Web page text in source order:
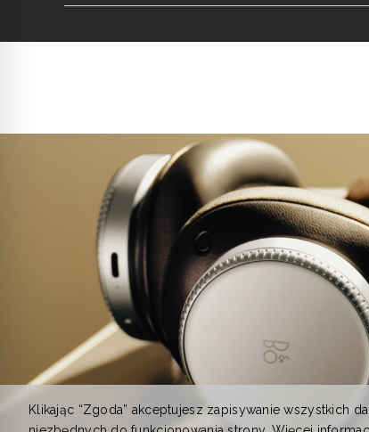
Klikając “Zgoda” akceptujesz zapisywanie wszystkich